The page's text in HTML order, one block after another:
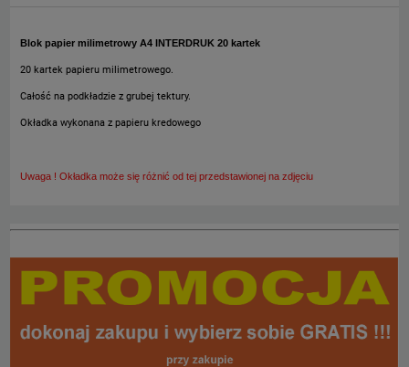
Blok papier milimetrowy A4 INTERDRUK 20 kartek
20 kartek papieru milimetrowego.
Całość na podkładzie z grubej tektury.
Okładka wykonana z papieru kredowego
Uwaga ! Okładka może się różnić od tej przedstawionej na zdjęciu